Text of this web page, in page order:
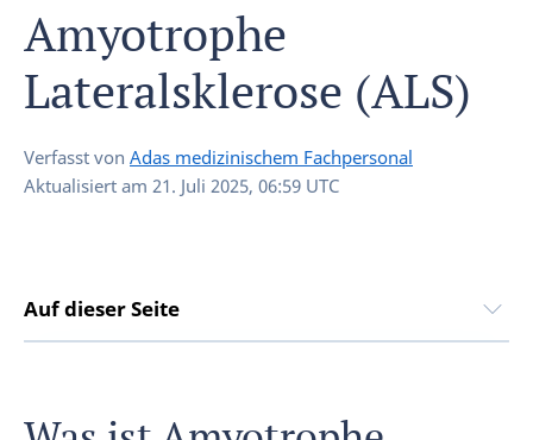
Amyotrophe
Lateralsklerose (ALS)
Verfasst von Adas medizinischem Fachpersonal
Aktualisiert am 21. Juli 2025, 06:59 UTC
Auf dieser Seite